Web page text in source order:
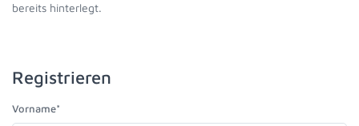
bereits hinterlegt.
Registrieren
Vorname*